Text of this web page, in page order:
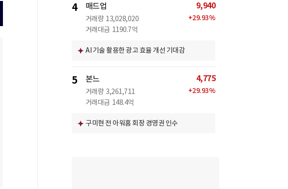
4 매드업
거래량 13,028,020
거래대금 1190.7억
9,940
+29.93%
AI 기술 활용한 광고 효율 개선 기대감
5 본느
거래량 3,261,711
거래대금 148.4억
4,775
+29.93%
구미현 전 아워홈 회장 경영권 인수